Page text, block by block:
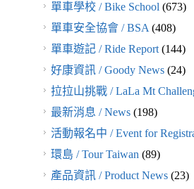
單車學校 / Bike School(673)
單車安全協會 / BSA(408)
單車遊記 / Ride Report(144)
好康資訊 / Goody News(24)
拉拉山挑戰 / LaLa Mt
最新消息 / News(198)
活動報名中 / Event for
環島 / Tour Taiwan(89)
產品資訊 / Product News(23)